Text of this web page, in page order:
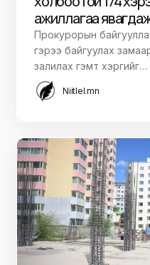
ажиллагаа
Прокурорын
гэрээ байгуулах
залилах гэмт хэргийг…
Niitlel.mn